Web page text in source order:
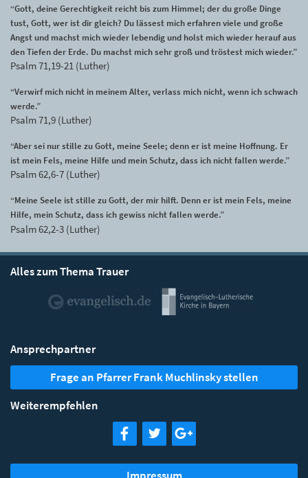
“Gott, deine Gerechtigkeit reicht bis zum Himmel; der du große Dinge
tust, Gott, wer ist dir gleich? Du lässest mich erfahren viele und große
Angst und machst mich wieder lebendig und holst mich wieder herauf aus
den Tiefen der Erde. Du machst mich sehr groß und tröstest mich wieder.”
Psalm 71,19-21 (Luther)
“Verwirf mich nicht in meinem Alter, verlass mich nicht, wenn ich schwach
werde.”
Psalm 71,9 (Luther)
“Aber sei nur stille zu Gott, meine Seele; denn er ist meine Hoffnung. Er
ist mein Fels, meine Hilfe und mein Schutz, dass ich nicht fallen werde.”
Psalm 62,6-7 (Luther)
“Meine Seele ist stille zu Gott, der mir hilft. Denn er ist mein Fels, meine
Hilfe, mein Schutz, dass ich gewiss nicht fallen werde.”
Psalm 62,2-3 (Luther)
Alles zum Thema Trauer
Ansprechpartner
Frage an Pfarrer Frank Muchlinsky stellen
Weiterempfehlen